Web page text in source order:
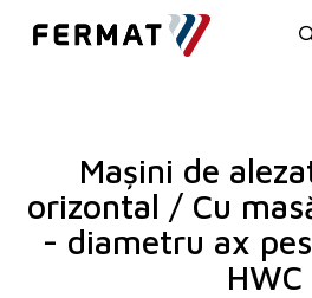
Mașini de
orizontal / Cu
- diametru ax
HWC